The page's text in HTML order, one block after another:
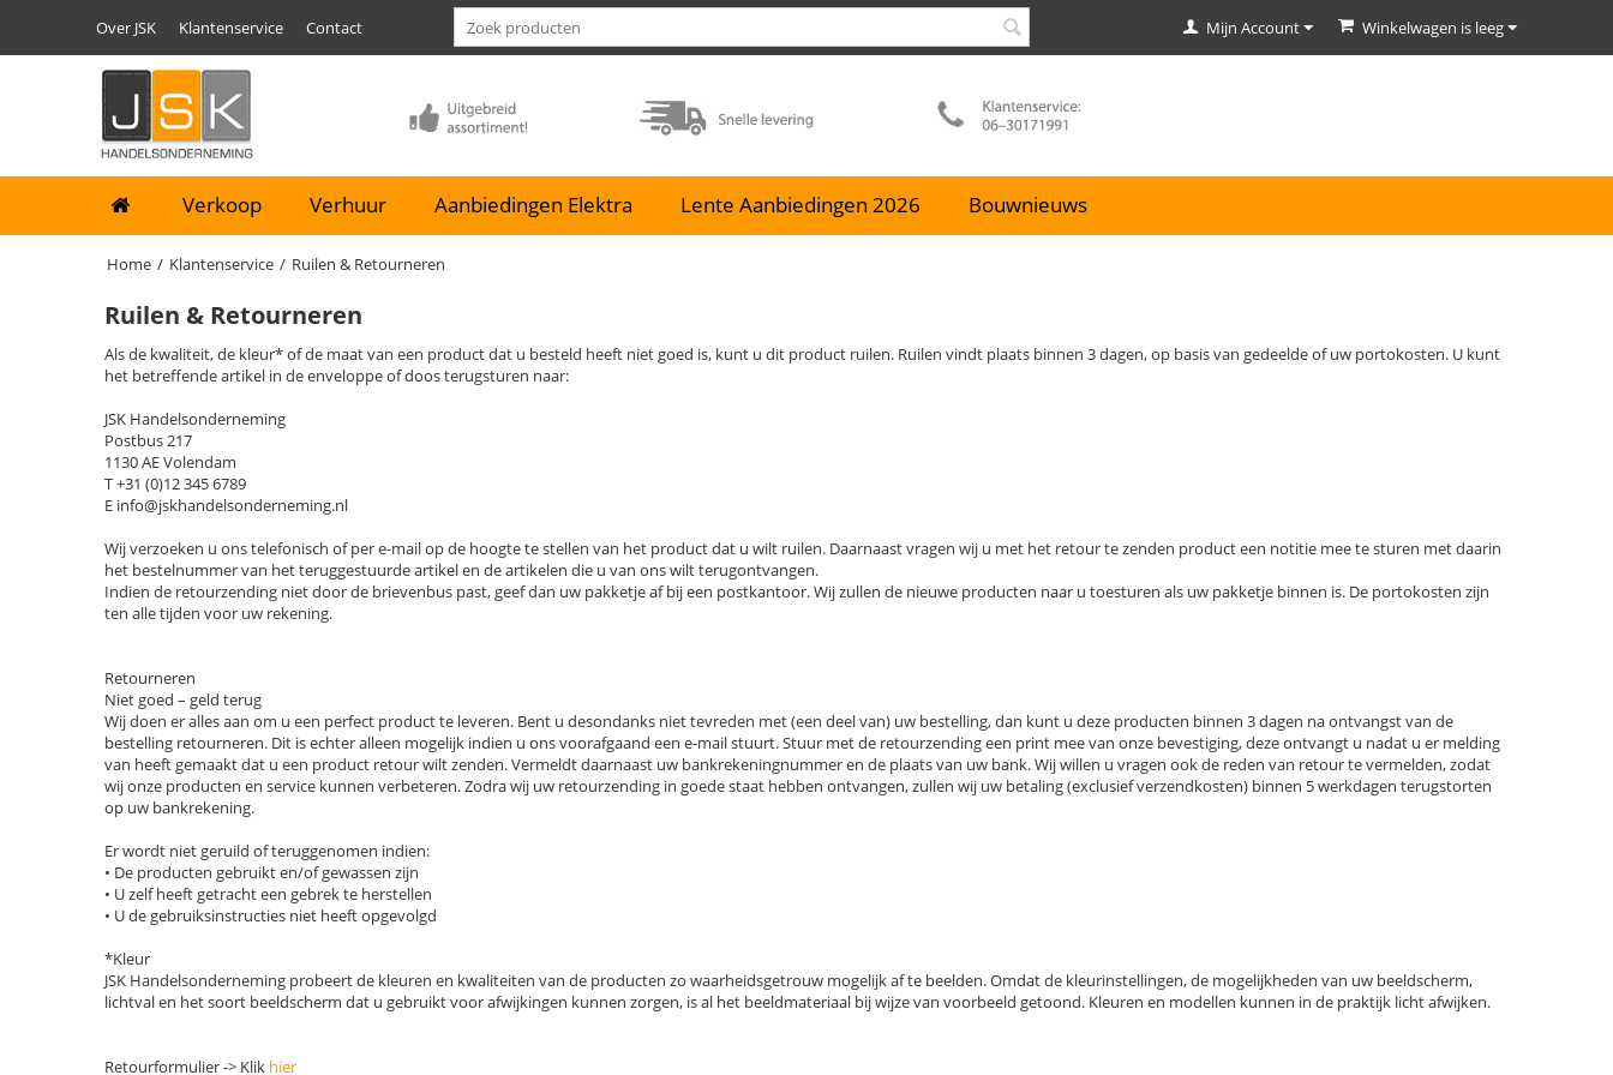
Over JSK Klantenservice Contact Winkelwagen is leeg
Mijn Account
Verkoop Verhuur Aanbiedingen Elektra Lente Aanbiedingen 2026 Bouwnieuws
Home / Klantenservice / Ruilen & Retourneren
Ruilen & Retourneren
Als de kwaliteit, de kleur* of de maat van een product dat u besteld heeft niet goed is, kunt u dit product ruilen. Ruilen vindt plaats binnen 3 dagen, op basis van gedeelde of uw portokosten. U kunt
het betreffende artikel in de enveloppe of doos terugsturen naar:
JSK Handelsonderneming
Postbus 217
1130 AE Volendam
T +31 (0)12 345 6789
E info@jskhandelsonderneming.nl
Wij verzoeken u ons telefonisch of per e-mail op de hoogte te stellen van het product dat u wilt ruilen. Daarnaast vragen wij u met het retour te zenden product een notitie mee te sturen met daarin
het bestelnummer van het teruggestuurde artikel en de artikelen die u van ons wilt terugontvangen.
Indien de retourzending niet door de brievenbus past, geef dan uw pakketje af bij een postkantoor. Wij zullen de nieuwe producten naar u toesturen als uw pakketje binnen is. De portokosten zijn
ten alle tijden voor uw rekening.
Retourneren
Niet goed – geld terug
Wij doen er alles aan om u een perfect product te leveren. Bent u desondanks niet tevreden met (een deel van) uw bestelling, dan kunt u deze producten binnen 3 dagen na ontvangst van de
bestelling retourneren. Dit is echter alleen mogelijk indien u ons voorafgaand een e-mail stuurt. Stuur met de retourzending een print mee van onze bevestiging, deze ontvangt u nadat u er melding
van heeft gemaakt dat u een product retour wilt zenden. Vermeldt daarnaast uw bankrekeningnummer en de plaats van uw bank. Wij willen u vragen ook de reden van retour te vermelden, zodat
wij onze producten en service kunnen verbeteren. Zodra wij uw retourzending in goede staat hebben ontvangen, zullen wij uw betaling (exclusief verzendkosten) binnen 5 werkdagen terugstorten
op uw bankrekening.
Er wordt niet geruild of teruggenomen indien:
• De producten gebruikt en/of gewassen zijn
• U zelf heeft getracht een gebrek te herstellen
• U de gebruiksinstructies niet heeft opgevolgd
*Kleur
JSK Handelsonderneming probeert de kleuren en kwaliteiten van de producten zo waarheidsgetrouw mogelijk af te beelden. Omdat de kleurinstellingen, de mogelijkheden van uw beeldscherm,
lichtval en het soort beeldscherm dat u gebruikt voor afwijkingen kunnen zorgen, is al het beeldmateriaal bij wijze van voorbeeld getoond. Kleuren en modellen kunnen in de praktijk licht afwijken.
Retourformulier -> Klik hier